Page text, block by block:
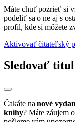
Máte chuť pozrieť si
podeliť sa o ne aj s
profil, kde si môžete
Aktivovať čitateľský
Sledovať titul
Čakáte na nové
knihy? Máte záujem o